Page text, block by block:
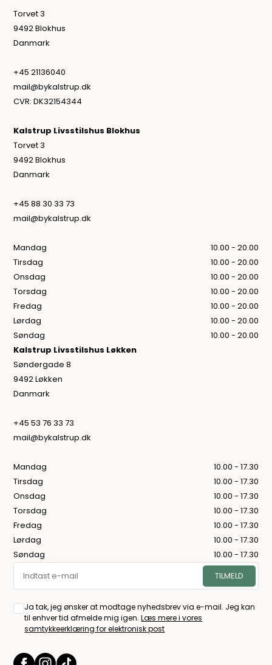
Torvet 3
9492 Blokhus
Danmark
+45 21136040
mail@bykalstrup.dk
CVR: DK32154344
Kalstrup Livsstilshus Blokhus
Torvet 3
9492 Blokhus
Danmark
+45 88 30 33 73
mail@bykalstrup.dk
Mandag
10.00 - 20.00
Tirsdag
10.00 - 20.00
Onsdag
10.00 - 20.00
Torsdag
10.00 - 20.00
Fredag
10.00 - 20.00
Lørdag
10.00 - 20.00
Søndag
10.00 - 20.00
Kalstrup Livsstilshus Løkken
Søndergade 8
9492 Løkken
Danmark
+45 53 76 33 73
mail@bykalstrup.dk
Mandag
10.00 - 17.30
Tirsdag
10.00 - 17.30
Onsdag
10.00 - 17.30
Torsdag
10.00 - 17.30
Fredag
10.00 - 17.30
Lørdag
10.00 - 17.30
Søndag
10.00 - 17.30
Ja tak, jeg ønsker at modtage nyhedsbrev via e-mail. Jeg kan
til enhver tid afmelde mig igen.Læs mere i vores
samtykkeerklæring for elektronisk post